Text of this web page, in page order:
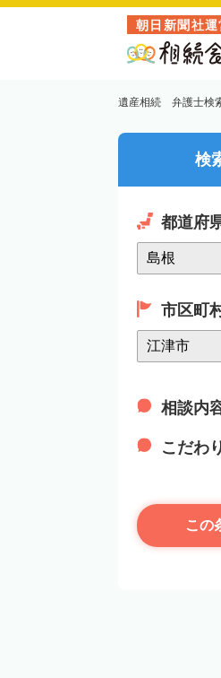
朝日新聞社運
遺産相続 弁護士検
検
都道府
市区町
相談内
こだわ
この